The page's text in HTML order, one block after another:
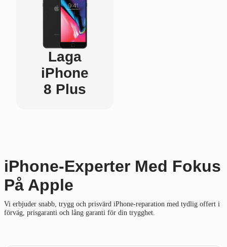
Laga
iPhone
8 Plus
iPhone-Experter Med Fokus
På Apple
Vi erbjuder snabb, trygg och prisvärd iPhone-reparation med tydlig offert i
förväg, prisgaranti och lång garanti för din trygghet.